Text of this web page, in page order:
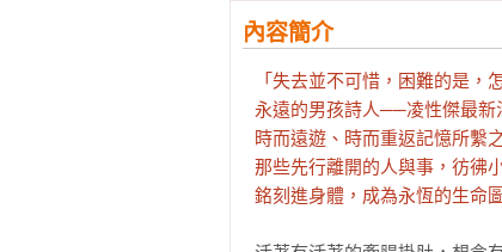
內容簡介
「失去並不可惜，困難的是，
永遠的男孩詩人──凌性傑最新
時而遠遊、時而重返記憶所繫
那些先行離開的人與事，彷彿
銘刻進身體，成為永恆的生命